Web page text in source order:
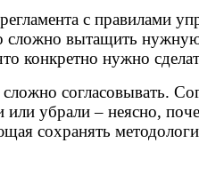
с правилами
сложно вытащить
конкретно нужно
согласовывать.
убрали – неясно,
сохранять